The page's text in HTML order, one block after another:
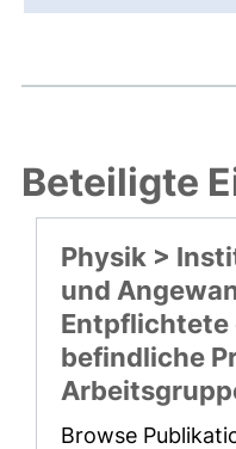
Beteiligte
Physik >
und
Entpflichtete
befindliche
Browse